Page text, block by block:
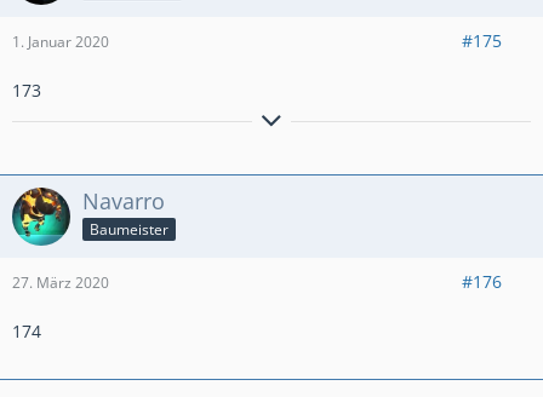
1. Januar 2020 #175
173
Aktiver Clasher aus Hamburg.
PB: Ultimate Champion 1650
Navarro
Baumeister
27. März 2020 #176
174